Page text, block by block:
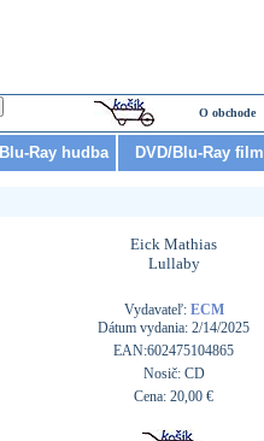
O obchode
Ray hudba DVD/Blu-Ray film
Eick Mathias
Lullaby
Vydavateľ: ECM
Dátum vydania: 2/14/2025
EAN:602475104865
Nosič: CD
Cena: 20,00 €